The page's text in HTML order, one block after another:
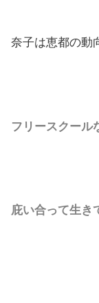
奈子は恵都の動
フリースクール
庇い合って生き